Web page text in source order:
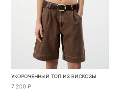
УКОРОЧЕННЫЙ ТОП ИЗ ВИСКОЗЫ
7 200 ₽